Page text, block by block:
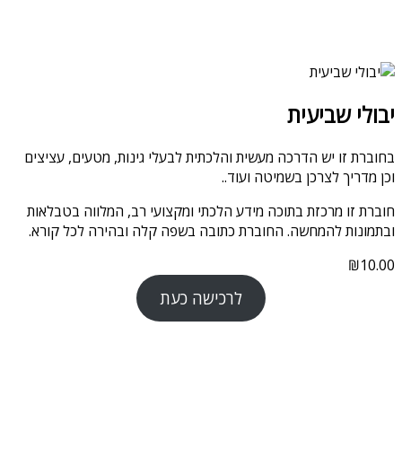
יבולי שביעית
בחוברת זו יש הדרכה מעשית והלכתית לבעלי גינות, מטעים, עציצים
וכן מדריך לצרכן בשמיטה ועוד..
חוברת זו מרכזת בתוכה מידע הלכתי ומקצועי רב, המלווה בטבלאות
ובתמונות להמחשה. החוברת כתובה בשפה קלה ובהירה לכל קורא.
₪10.00
לרכישה כעת